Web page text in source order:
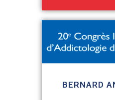
BERNARD